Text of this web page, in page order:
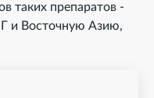
таких препаратов -
и Восточную Азию,